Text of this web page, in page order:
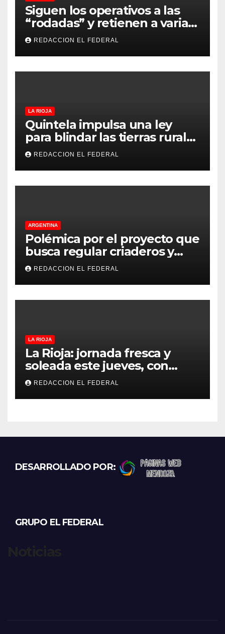
Siguen los operativos a las
“rodadas” y retienen a varias
motocicletas
REDACCION EL FEDERAL
LA RIOJA
Quintela impulsa una ley
para blindar las tierras rurales
de La Rioja: cuáles son los
principales puntos
REDACCION EL FEDERAL
ARGENTINA
Polémica por el proyecto que
busca regular criaderos y
refugios de perros y gatos:
denuncian excesos, mientras
proteccionistas reclaman
controles más duros
REDACCION EL FEDERAL
LA RIOJA
La Rioja: jornada fresca y
soleada este jueves, con
temperaturas estables para
el viernes
REDACCION EL FEDERAL
DESARROLLADO POR:
GRUPO EL FEDERAL